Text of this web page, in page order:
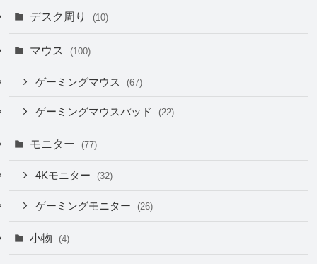
デスク周り (10)
マウス (100)
ゲーミングマウス (67)
ゲーミングマウスパッド (22)
モニター (77)
4Kモニター (32)
ゲーミングモニター (26)
小物 (4)